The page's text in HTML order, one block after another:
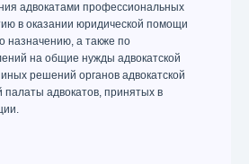
адвокатами профессиональных
в оказании юридической помощи
назначению, а также по
на общие нужды адвокатской
решений органов адвокатской
адвокатов, принятых в